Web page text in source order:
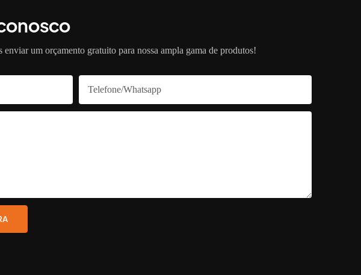
um orçamento gratuito para nossa ampla gama de produtos!
Telefone/whatsapp